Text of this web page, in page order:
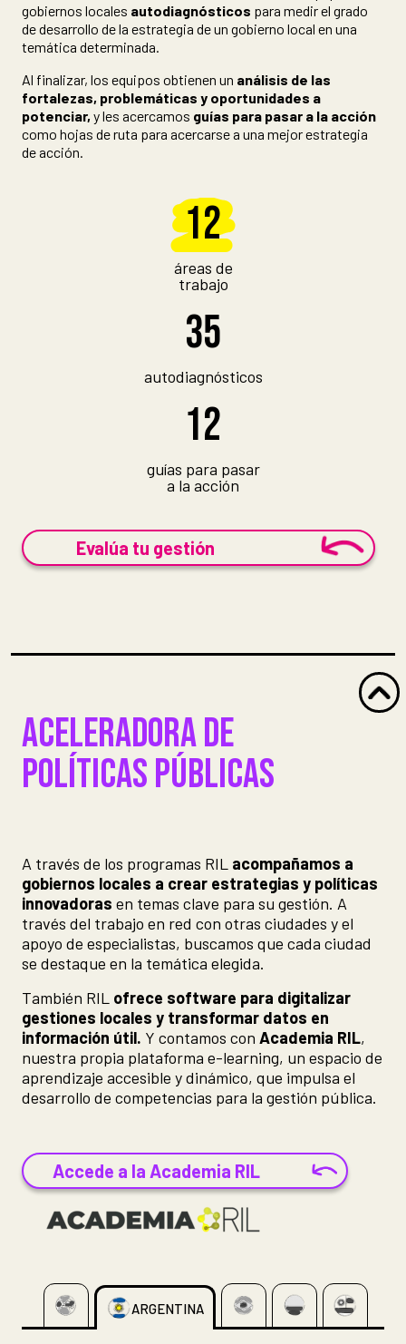
gobiernos locales autodiagnósticos para medir el grado
de desarrollo de la estrategia de un gobierno local en una
temática determinada.
Al finalizar, los equipos obtienen un análisis de las
fortalezas, problemáticas y oportunidades a
potenciar, y les acercamos guías para pasar a la acción
como hojas de ruta para acercarse a una mejor estrategia
de acción.
12
áreas de
trabajo
35
autodiagnósticos
12
guías para pasar
a la acción
Evalúa tu gestión
ACELERADORA DE
POLÍTICAS PÚBLICAS
A través de los programas RIL acompañamos a
gobiernos locales a crear estrategias y políticas
innovadoras en temas clave para su gestión. A
través del trabajo en red con otras ciudades y el
apoyo de especialistas, buscamos que cada ciudad
se destaque en la temática elegida.
También RIL ofrece software para digitalizar
gestiones locales y transformar datos en
información útil. Y contamos con Academia RIL,
nuestra propia plataforma e-learning, un espacio de
aprendizaje accesible y dinámico, que impulsa el
desarrollo de competencias para la gestión pública.
Accede a la Academia RIL
ARGENTINA